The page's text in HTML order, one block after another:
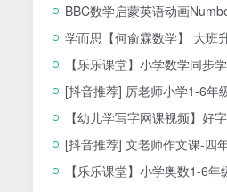
BBC数学启蒙英语动画
学而思【何俞霖数学】 大班
【乐乐课堂】小学数学同步
[抖音推荐] 厉老师小学1-6年
【幼儿学写字网课视频】好
[抖音推荐] 文老师作文课-四
【乐乐课堂】小学奥数1-6